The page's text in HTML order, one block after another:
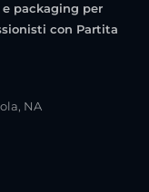
packaging per
con Partita
NA